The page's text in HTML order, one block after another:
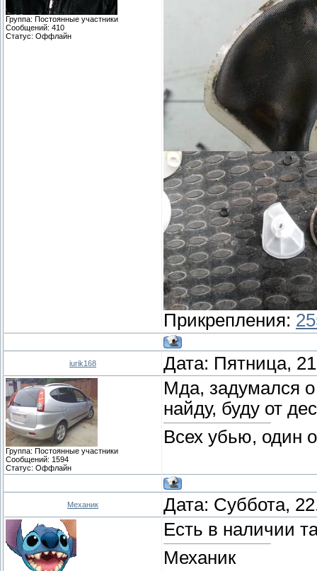
Группа: Постоянные участники
Сообщений: 410
Статус: Оффлайн
Прикрепления:
iurik168 Дата: Пятница,
Группа: Постоянные участники
Сообщений: 1594
Статус: Оффлайн
Мда, задумался о
найду, буду от
Всех убью, один
Механик
Дата: Суббота,
Есть в наличии
Механик